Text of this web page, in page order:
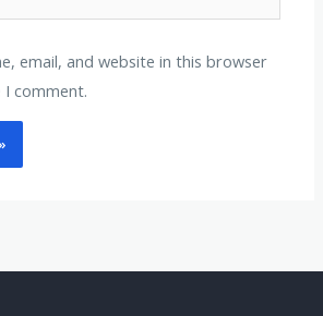
email, and website in this browser
comment.